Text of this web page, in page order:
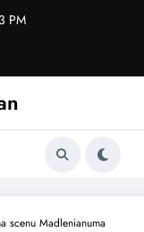
PM
scenu Madlenianuma